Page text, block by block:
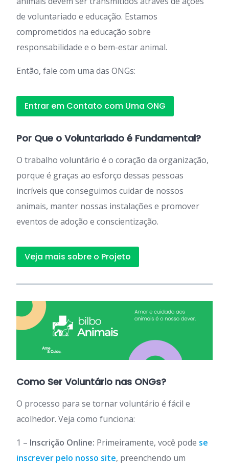
de voluntariado e educação. Estamos
comprometidos na educação sobre
responsabilidade e o bem-estar animal.
Então, fale com uma das ONGs:
Entrar em Contato com Uma ONG
Por Que o Voluntariado é Fundamental?
O trabalho voluntário é o coração da organização,
porque é graças ao esforço dessas pessoas
incríveis que conseguimos cuidar de nossos
animais, manter nossas instalações e promover
eventos de adoção e conscientização.
Veja mais sobre o Projeto
Como Ser Voluntário nas ONGs?
O processo para se tornar voluntário é fácil e
acolhedor. Veja como funciona:
1 – Inscrição Online: Primeiramente, você pode se
inscrever pelo nosso site, preenchendo um